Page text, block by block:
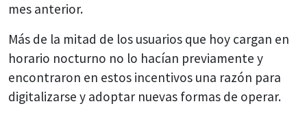
mes anterior.
Más de la mitad de los usuarios que hoy cargan en
horario nocturno no lo hacían previamente y
encontraron en estos incentivos una razón para
digitalizarse y adoptar nuevas formas de operar.